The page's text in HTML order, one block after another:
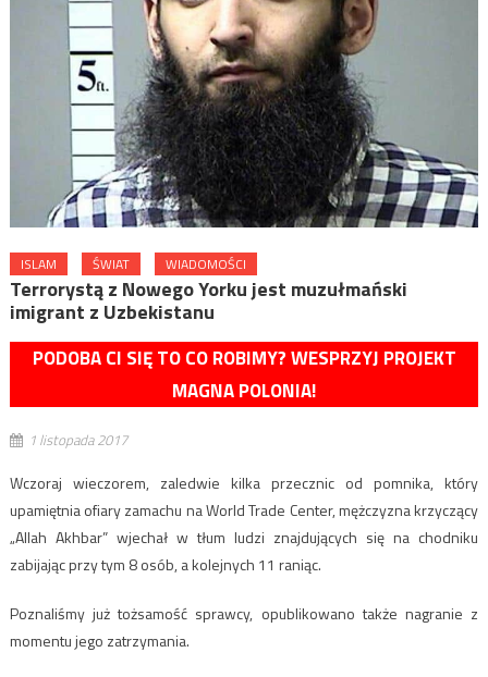
ISLAM ŚWIAT WIADOMOŚCI
Terrorystą z Nowego Yorku jest muzułmański
imigrant z Uzbekistanu
PODOBA CI SIĘ TO CO ROBIMY? WESPRZYJ PROJEKT
MAGNA POLONIA!
1 listopada 2017
Wczoraj wieczorem, zaledwie kilka przecznic od pomnika, który
upamiętnia ofiary zamachu na World Trade Center, mężczyzna krzyczący
„Allah Akhbar” wjechał w tłum ludzi znajdujących się na chodniku
zabijając przy tym 8 osób, a kolejnych 11 raniąc.
Poznaliśmy już tożsamość sprawcy, opublikowano także nagranie z
momentu jego zatrzymania.